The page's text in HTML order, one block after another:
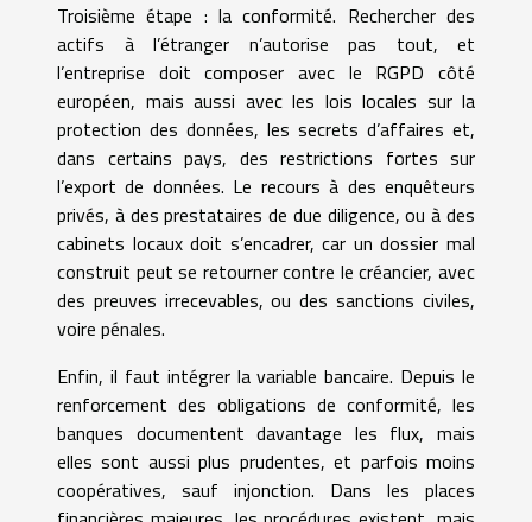
Troisième étape : la conformité. Rechercher des
actifs à l’étranger n’autorise pas tout, et
l’entreprise doit composer avec le RGPD côté
européen, mais aussi avec les lois locales sur la
protection des données, les secrets d’affaires et,
dans certains pays, des restrictions fortes sur
l’export de données. Le recours à des enquêteurs
privés, à des prestataires de due diligence, ou à des
cabinets locaux doit s’encadrer, car un dossier mal
construit peut se retourner contre le créancier, avec
des preuves irrecevables, ou des sanctions civiles,
voire pénales.
Enfin, il faut intégrer la variable bancaire. Depuis le
renforcement des obligations de conformité, les
banques documentent davantage les flux, mais
elles sont aussi plus prudentes, et parfois moins
coopératives, sauf injonction. Dans les places